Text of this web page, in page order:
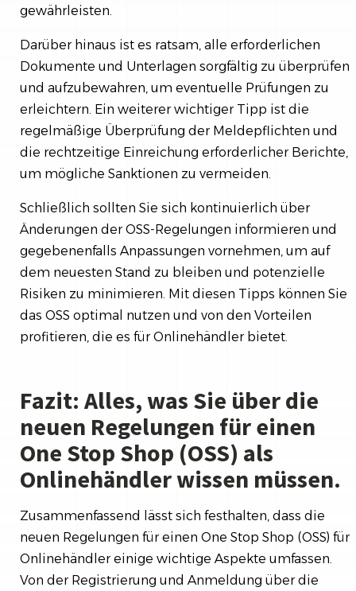
gewährleisten.
Darüber hinaus ist es ratsam, alle erforderlichen
Dokumente und Unterlagen sorgfältig zu überprüfen
und aufzubewahren, um eventuelle Prüfungen zu
erleichtern. Ein weiterer wichtiger Tipp ist die
regelmäßige Überprüfung der Meldepflichten und
die rechtzeitige Einreichung erforderlicher Berichte,
um mögliche Sanktionen zu vermeiden.
Schließlich sollten Sie sich kontinuierlich über
Änderungen der OSS-Regelungen informieren und
gegebenenfalls Anpassungen vornehmen, um auf
dem neuesten Stand zu bleiben und potenzielle
Risiken zu minimieren. Mit diesen Tipps können Sie
das OSS optimal nutzen und von den Vorteilen
profitieren, die es für Onlinehändler bietet.
Fazit: Alles, was Sie über die
neuen Regelungen für einen
One Stop Shop (OSS) als
Onlinehändler wissen müssen.
Zusammenfassend lässt sich festhalten, dass die
neuen Regelungen für einen One Stop Shop (OSS) für
Onlinehändler einige wichtige Aspekte umfassen.
Von der Registrierung und Anmeldung über die